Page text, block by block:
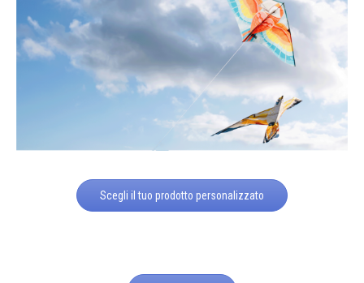
Scegli il tuo prodotto personalizzato